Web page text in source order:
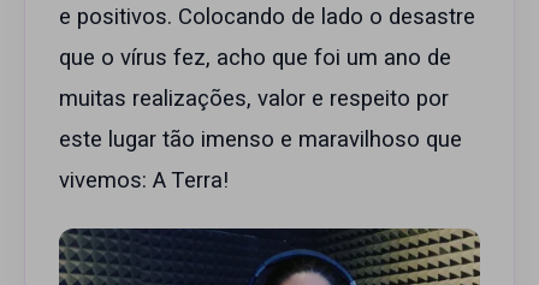
e positivos. Colocando de lado o desastre
que o vírus fez, acho que foi um ano de
muitas realizações, valor e respeito por
este lugar tão imenso e maravilhoso que
vivemos: A Terra!